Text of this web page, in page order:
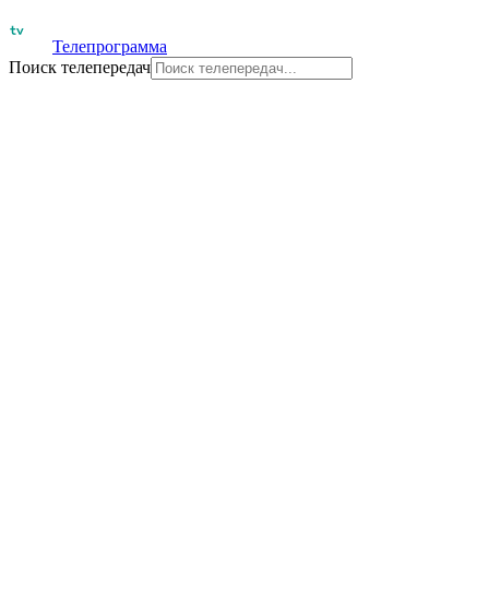
Телепрограмма
Поиск телепередач